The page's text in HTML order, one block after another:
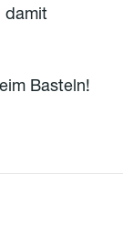
damit
Basteln!